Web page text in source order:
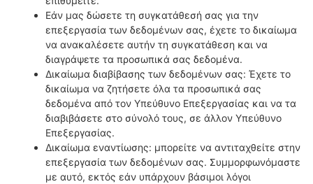
Εάν μας δώσετε τη συγκατάθεσή σας για την
επεξεργασία των δεδομένων σας, έχετε το δικαίωμα
να ανακαλέσετε αυτήν τη συγκατάθεση και να
διαγράψετε τα προσωπικά σας δεδομένα.
Δικαίωμα διαβίβασης των δεδομένων σας: Έχετε το
δικαίωμα να ζητήσετε όλα τα προσωπικά σας
δεδομένα από τον Υπεύθυνο Επεξεργασίας και να τα
διαβιβάσετε στο σύνολό τους, σε άλλον Υπεύθυνο
Επεξεργασίας.
Δικαίωμα εναντίωσης: μπορείτε να αντιταχθείτε στην
επεξεργασία των δεδομένων σας. Συμμορφωνόμαστε
με αυτό, εκτός εάν υπάρχουν βάσιμοι λόγοι